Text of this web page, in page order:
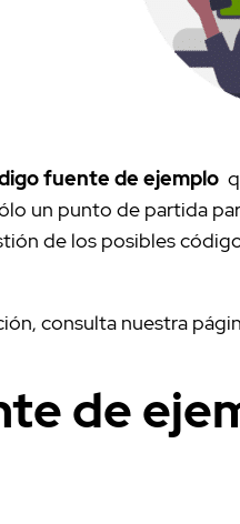
fuente de ejemplo
un punto de partida
de los posibles
consulta nuestra
de